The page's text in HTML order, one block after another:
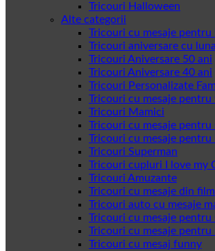
Tricouri Halloween
Alte categorii
Tricouri cu mesaje
Tricouri aniversare cu
Tricouri Aniversare 50 ani
Tricouri Aniversare 40 ani
Tricouri Personalizate
Tricouri cu mesaje pentru
Tricouri Mamici
Tricouri cu mesaje pentru
Tricouri cu mesaje pentru
Tricouri Superman
Tricouri cupluri I love my
Tricouri Amuzante
Tricouri cu mesaje din
Tricouri auto cu mesaje
Tricouri cu mesaje pentru
Tricouri cu mesaje pentru
Tricouri cu mesaj funny